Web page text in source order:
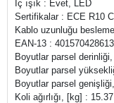
İç ışık : Evet, LED
Sertifikalar : ECE R10
Kablo uzunluğu
EAN-13 :
Boyutlar parsel
Boyutlar parsel
Boyutlar parsel
Koli ağırlığı, [kg] : 15.37